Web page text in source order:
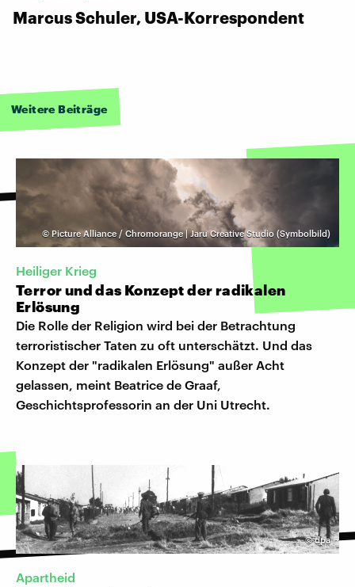
Marcus Schuler, USA-Korrespondent
Weitere Beiträge
© Picture Alliance / Chromorange | Jaru Creative Studio (Symbolbild)
Heiliger Krieg
Terror und das Konzept der radikalen
Erlösung
Die Rolle der Religion wird bei der Betrachtung
terroristischer Taten zu oft unterschätzt. Und das
Konzept der "radikalen Erlösung" außer Acht
gelassen, meint Beatrice de Graaf,
Geschichtsprofessorin an der Uni Utrecht.
©dpa
Apartheid